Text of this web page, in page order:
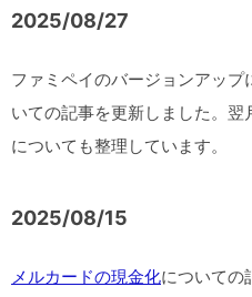
2025/08/27
ファミペイのバージョンアップ
いての記事を更新しました。
についても整理しています。
2025/08/15
メルカードの現金化についての